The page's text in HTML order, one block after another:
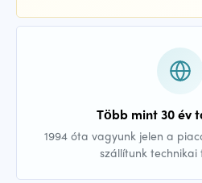
Több mint 30 év
1994 óta vagyunk jelen a
szállítunk technikai